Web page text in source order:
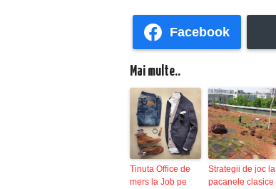
Facebook
Mai multe..
Tinuta Office de
mers la Job pe
Strategii de joc la
pacanele clasice